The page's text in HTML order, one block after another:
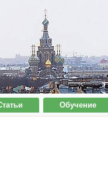
Обучение